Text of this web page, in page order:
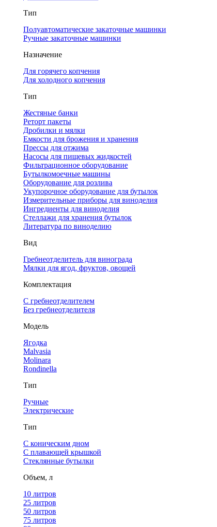
Тип
Полуавтоматические закаточные машинки
Ручные закаточные машинки
Назначение
Для горячего копчения
Для холодного копчения
Тип
Жестяные банки
Реторт пакеты
Дробилки и мялки
Емкости для брожения и хранения
Прессы для отжима
Насосы для пищевых жидкостей
Фильтрационное оборудование
Бутылкомоечные машины
Оборудование для розлива
Укупорочное оборудование для бутылок
Измерительные приборы для виноделия
Ингредиенты для виноделия
Стеллажи для хранения бутылок
Литература по виноделию
Вид
Гребнеотделитель для винограда
Мялки для ягод, фруктов, овощей
Комплектация
С гребнеотделителем
Без гребнеотделителя
Модель
Ягодка
Malvasia
Molinara
Rondinella
Тип
Ручные
Электрические
Тип
С коническим дном
С плавающей крышкой
Стеклянные бутылки
Объем, л
10 литров
25 литров
50 литров
75 литров